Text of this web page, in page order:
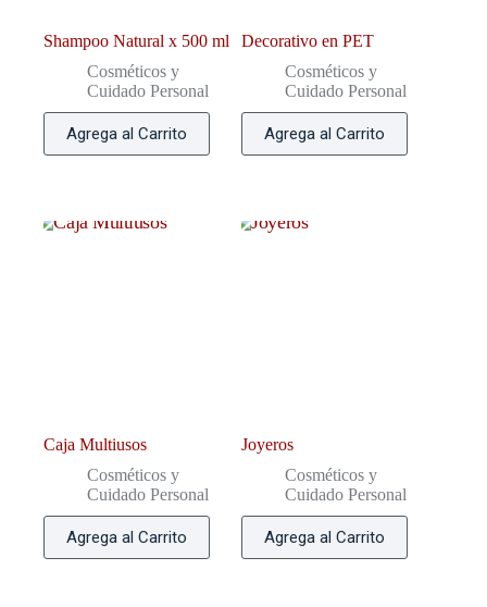
Shampoo Natural x 500 ml
Cosméticos y
Cuidado Personal
Agrega al Carrito
Decorativo en PET
Cosméticos y
Cuidado Personal
Agrega al Carrito
Caja Multiusos
Cosméticos y
Cuidado Personal
Agrega al Carrito
Joyeros
Cosméticos y
Cuidado Personal
Agrega al Carrito